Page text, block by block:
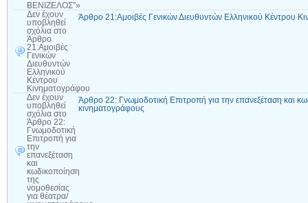
ΒΕΝΙΖΕΛΟΣ”»
Δεν έχουν
υποβληθεί
σχόλια στο
Άρθρο
21:Αμοιβές
Γενικών
Διευθυντών
Ελληνικού
Κέντρου
Κινηματογράφου
Άρθρο 21:Αμοιβές Γενικών Διευθυντών Ελληνικού Κέντρου
Δεν έχουν
υποβληθεί
σχόλια στο
Άρθρο 22:
Γνωμοδοτική
Επιτροπή για
την
επανεξέταση
και
κωδικοποίηση
της
νομοθεσίας
για θέατρα/
Άρθρο 22: Γνωμοδοτική Επιτροπή για την επανεξέταση και
κινηματογράφους